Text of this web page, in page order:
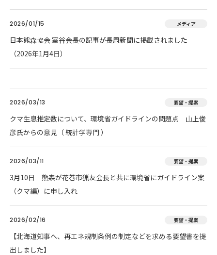
2026/01/15 メディア
日本熊森協会 室谷会長の記事が長周新聞に掲載されました
（2026年1月4日）
2026/03/13 要望・提案
クマ生息推定数について、環境省ガイドラインの問題点 山上俊
彦氏からの意見（ 統計学専門 ）
2026/03/11 要望・提案
3月10日 熊森が花巻市猟友会長と共に環境省にガイドライン案
（クマ編）に申し入れ
2026/02/16 要望・提案
【北海道知事へ、再エネ規制条例の制定などを求める要望書を提
出しました】